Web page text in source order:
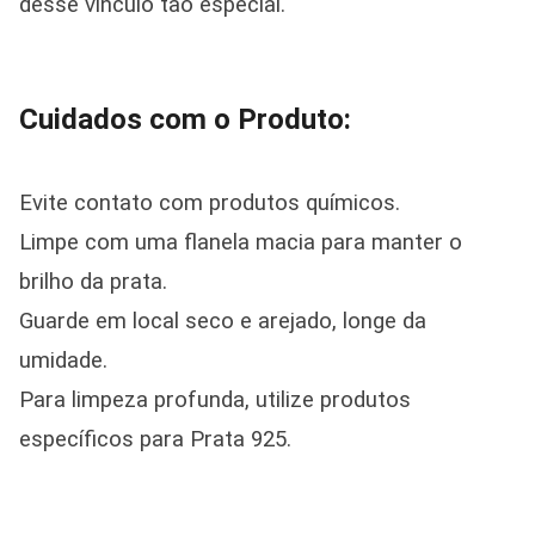
Cuidados com o Produto:
Evite contato com produtos químicos.
Limpe com uma flanela macia para manter o
brilho da prata.
Guarde em local seco e arejado, longe da
umidade.
Para limpeza profunda, utilize produtos
específicos para Prata 925.